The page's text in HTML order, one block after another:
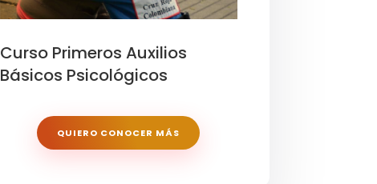
Curso Primeros Auxilios
Básicos Psicológicos
QUIERO CONOCER MÁS